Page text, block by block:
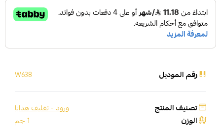
رقم الموديل W638
تصنيف المنتج ورود - تغليف هدايا
الوزن 1 جم